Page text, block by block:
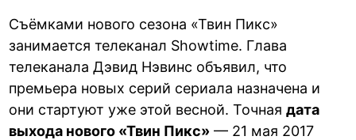
Съёмками нового сезона «Твин Пикс»
занимается телеканал Showtime. Глава
телеканала Дэвид Нэвинс объявил, что
премьера новых серий сериала назначена и
они стартуют уже этой весной. Точнаядата
выхода нового «Твин Пикс» — 21 мая 2017